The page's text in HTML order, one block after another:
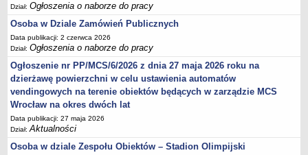
Dział:Ogłoszenia o naborze do pracy
Osoba w Dziale Zamówień Publicznych
Data publikacji: 2 czerwca 2026
Dział:Ogłoszenia o naborze do pracy
Ogłoszenie nr PP/MCS/6/2026 z dnia 27 maja 2026 roku na
dzierżawę powierzchni w celu ustawienia automatów
vendingowych na terenie obiektów będących w zarządzie MCS
Wrocław na okres dwóch lat
Data publikacji: 27 maja 2026
Dział:Aktualności
Osoba w dziale Zespołu Obiektów – Stadion Olimpijski